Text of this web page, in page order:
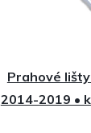
Prahové
2014-2019 •